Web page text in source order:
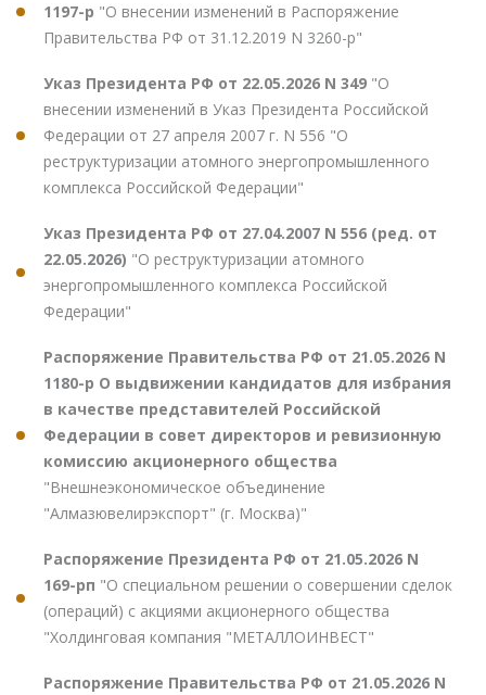
1197-р "О внесении изменений в Распоряжение
Правительства РФ от 31.12.2019 N 3260-р"
Указ Президента РФ от 22.05.2026 N 349 "О
внесении изменений в Указ Президента Российской
Федерации от 27 апреля 2007 г. N 556 "О
реструктуризации атомного энергопромышленного
комплекса Российской Федерации"
Указ Президента РФ от 27.04.2007 N 556 (ред. от
22.05.2026) "О реструктуризации атомного
энергопромышленного комплекса Российской
Федерации"
Распоряжение Правительства РФ от 21.05.2026 N
1180-р О выдвижении кандидатов для избрания
в качестве представителей Российской
Федерации в совет директоров и ревизионную
комиссию акционерного общества
"Внешнеэкономическое объединение
"Алмазювелирэкспорт" (г. Москва)"
Распоряжение Президента РФ от 21.05.2026 N
169-рп "О специальном решении о совершении сделок
(операций) с акциями акционерного общества
"Холдинговая компания "МЕТАЛЛОИНВЕСТ"
Распоряжение Правительства РФ от 21.05.2026 N